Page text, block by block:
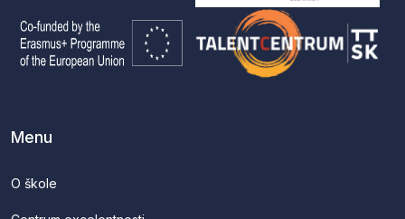
Menu
O škole